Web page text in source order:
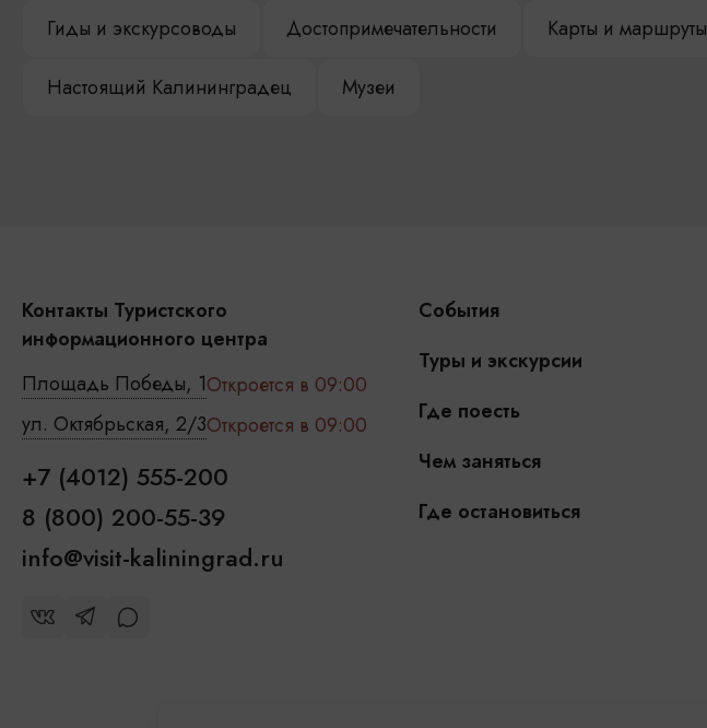
Гиды и экскурсоводы Достопримечательности Карты и маршруты
Настоящий Калининградец Музеи
Контакты Туристского
информационного центра
Площадь Победы, 1Откроется в 09:00
ул. Октябрьская, 2/3Откроется в 09:00
+7 (4012) 555-200
8 (800) 200-55-39
info@visit-kaliningrad.ru
События
Туры и экскурсии
Где поесть
Чем заняться
Где остановиться